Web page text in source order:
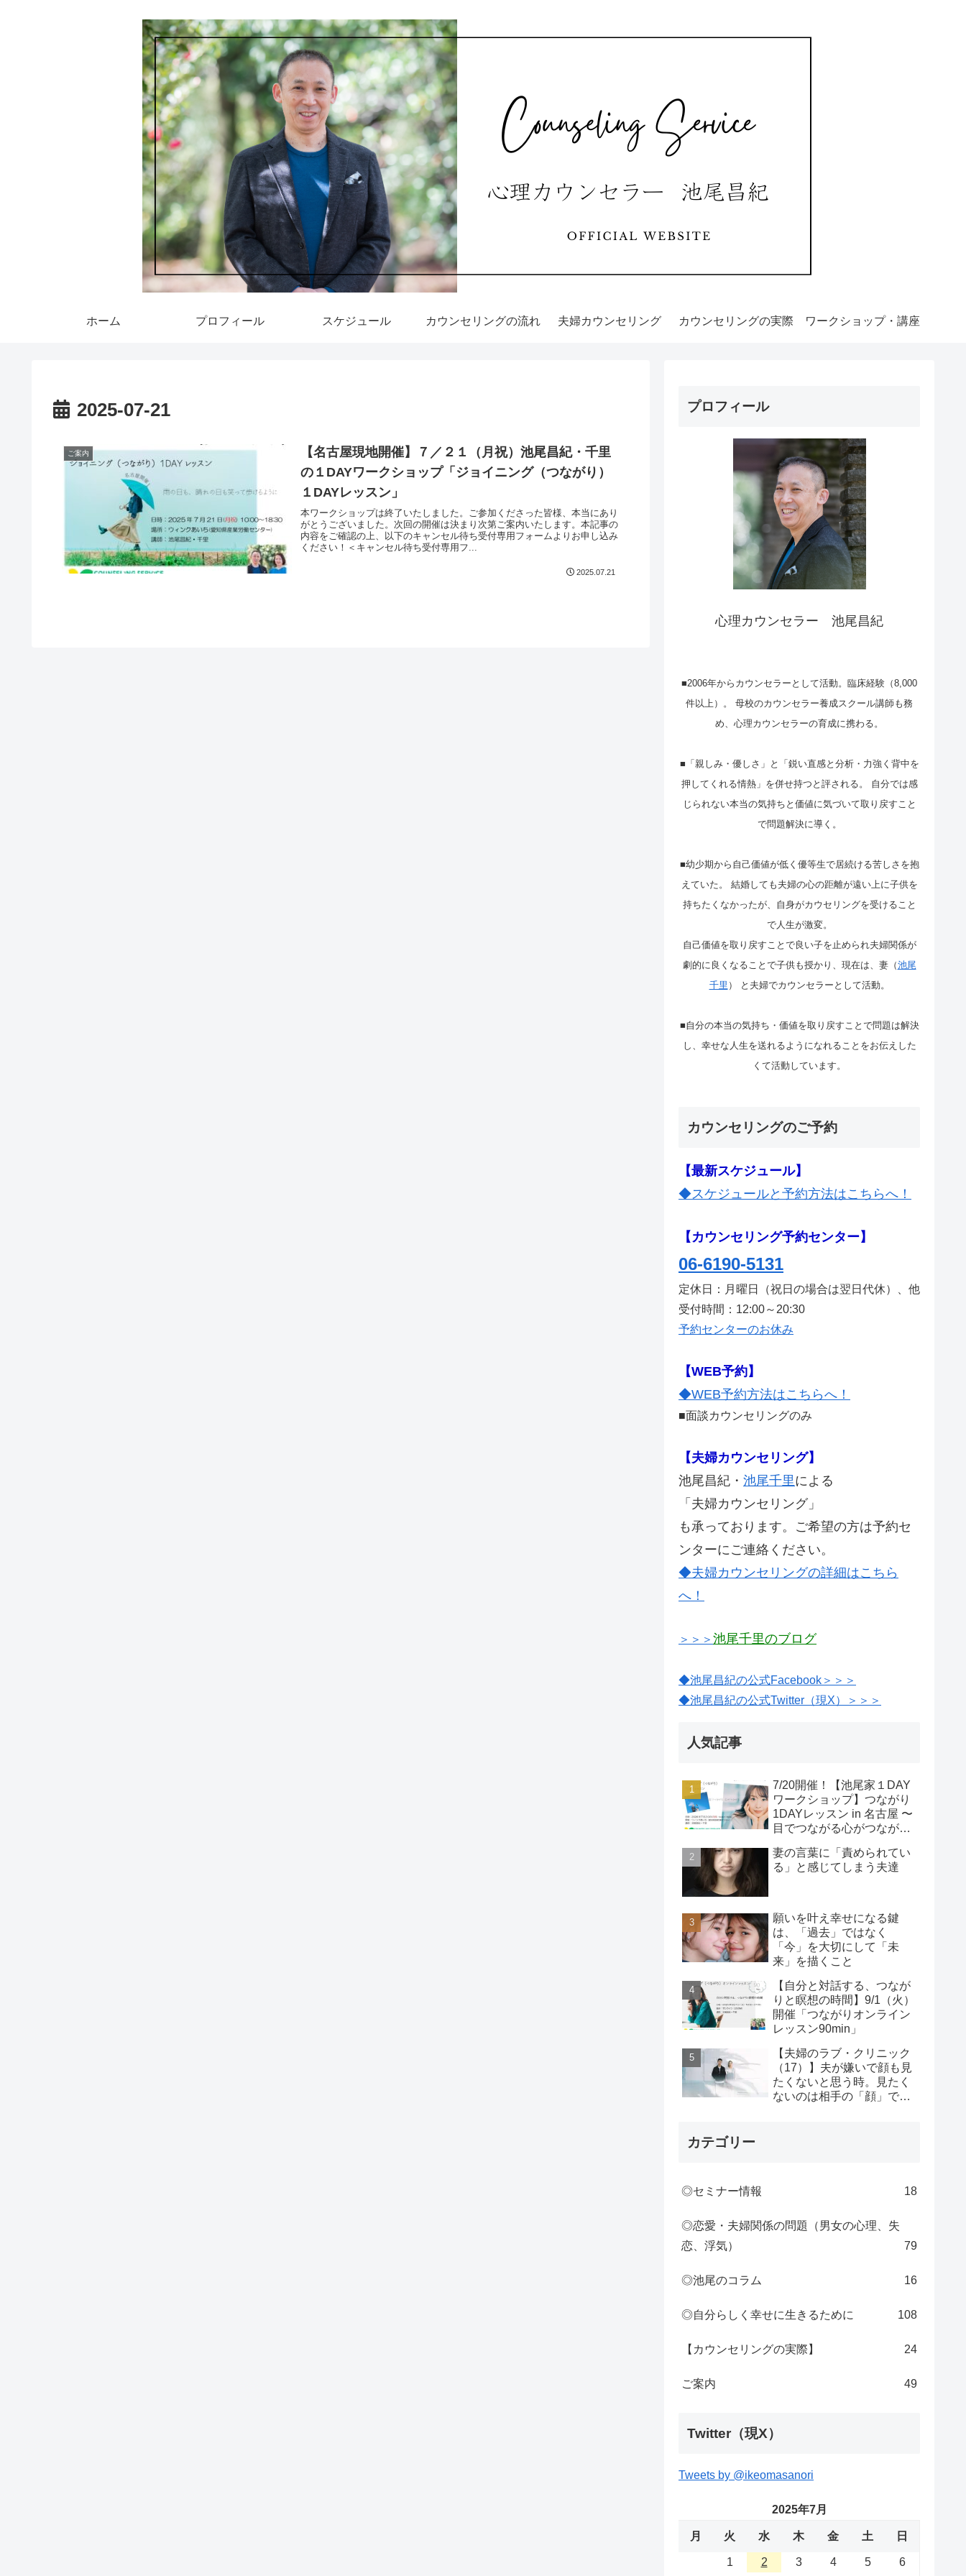
ホーム プロフィール スケジュール カウンセリングの流れ 夫婦カウンセリング カウンセリングの実際 ワークショップ・講座
2025-07-21
ご案内
【名古屋現地開催】７／２１（月祝）池尾昌紀・千里
の１DAYワークショップ「ジョイニング（つながり）
１DAYレッスン」
本ワークショップは終了いたしました。ご参加くださった皆様、本当にあり
がとうございました。次回の開催は決まり次第ご案内いたします。本記事の
内容をご確認の上、以下のキャンセル待ち受付専用フォームよりお申し込み
ください！＜キャンセル待ち受付専用フ...
2025.07.21
プロフィール
心理カウンセラー 池尾昌紀
■2006年からカウンセラーとして活動。臨床経験（8,000
件以上）。 母校のカウンセラー養成スクール講師も務
め、心理カウンセラーの育成に携わる。
■「親しみ・優しさ」と「鋭い直感と分析・力強く背中を
押してくれる情熱」を併せ持つと評される。 自分では感
じられない本当の気持ちと価値に気づいて取り戻すこと
で問題解決に導く。
■幼少期から自己価値が低く優等生で居続ける苦しさを抱
えていた。 結婚しても夫婦の心の距離が遠い上に子供を
持ちたくなかったが、自身がカウセリングを受けること
で人生が激変。
自己価値を取り戻すことで良い子を止められ夫婦関係が
劇的に良くなることで子供も授かり、現在は、妻（池尾
千里 ） と夫婦でカウンセラーとして活動。
■自分の本当の気持ち・価値を取り戻すことで問題は解決
し、幸せな人生を送れるようになれることをお伝えした
くて活動しています。
カウンセリングのご予約
【最新スケジュール】
◆スケジュールと予約方法はこちらへ！
【カウンセリング予約センター】
06-6190-5131
定休日：月曜日（祝日の場合は翌日代休）、他
受付時間：12:00～20:30
予約センターのお休み
【WEB予約】
◆WEB予約方法はこちらへ！
■面談カウンセリングのみ
【夫婦カウンセリング】
池尾昌紀・ 池尾千里による
「夫婦カウンセリング」
も承っております。ご希望の方は予約セ
ンターにご連絡ください。
◆夫婦カウンセリングの詳細はこちら
へ！
＞＞＞ 池尾千里のブログ
◆池尾昌紀の公式Facebook＞＞＞
◆池尾昌紀の公式Twitter（現X）＞＞＞
人気記事
7/20開催！【池尾家１DAY
ワークショップ】つながり
1DAYレッスン in 名古屋 〜
目でつながる心がつなが
妻の言葉に「責められてい
る」と感じてしまう夫達
願いを叶え幸せになる鍵
は、「過去」ではなく
「今」を大切にして「未
来」を描くこと
【自分と対話する、つなが
りと瞑想の時間】9/1（火）
開催「つながりオンライン
レッスン90min」
【夫婦のラブ・クリニック
（17）】夫が嫌いで顔も見
たくないと思う時。見たく
ないのは相手の「顔」では
カテゴリー
◎セミナー情報 18
◎恋愛・夫婦関係の問題（男女の心理、失
恋、浮気）
79
◎池尾のコラム 16
◎自分らしく幸せに生きるために 108
【カウンセリングの実際】 24
ご案内 49
Twitter（現X）
Tweets by @ikeomasanori
2025年7月
月 火 水 木 金 土 日
1 2 3 4 5 6